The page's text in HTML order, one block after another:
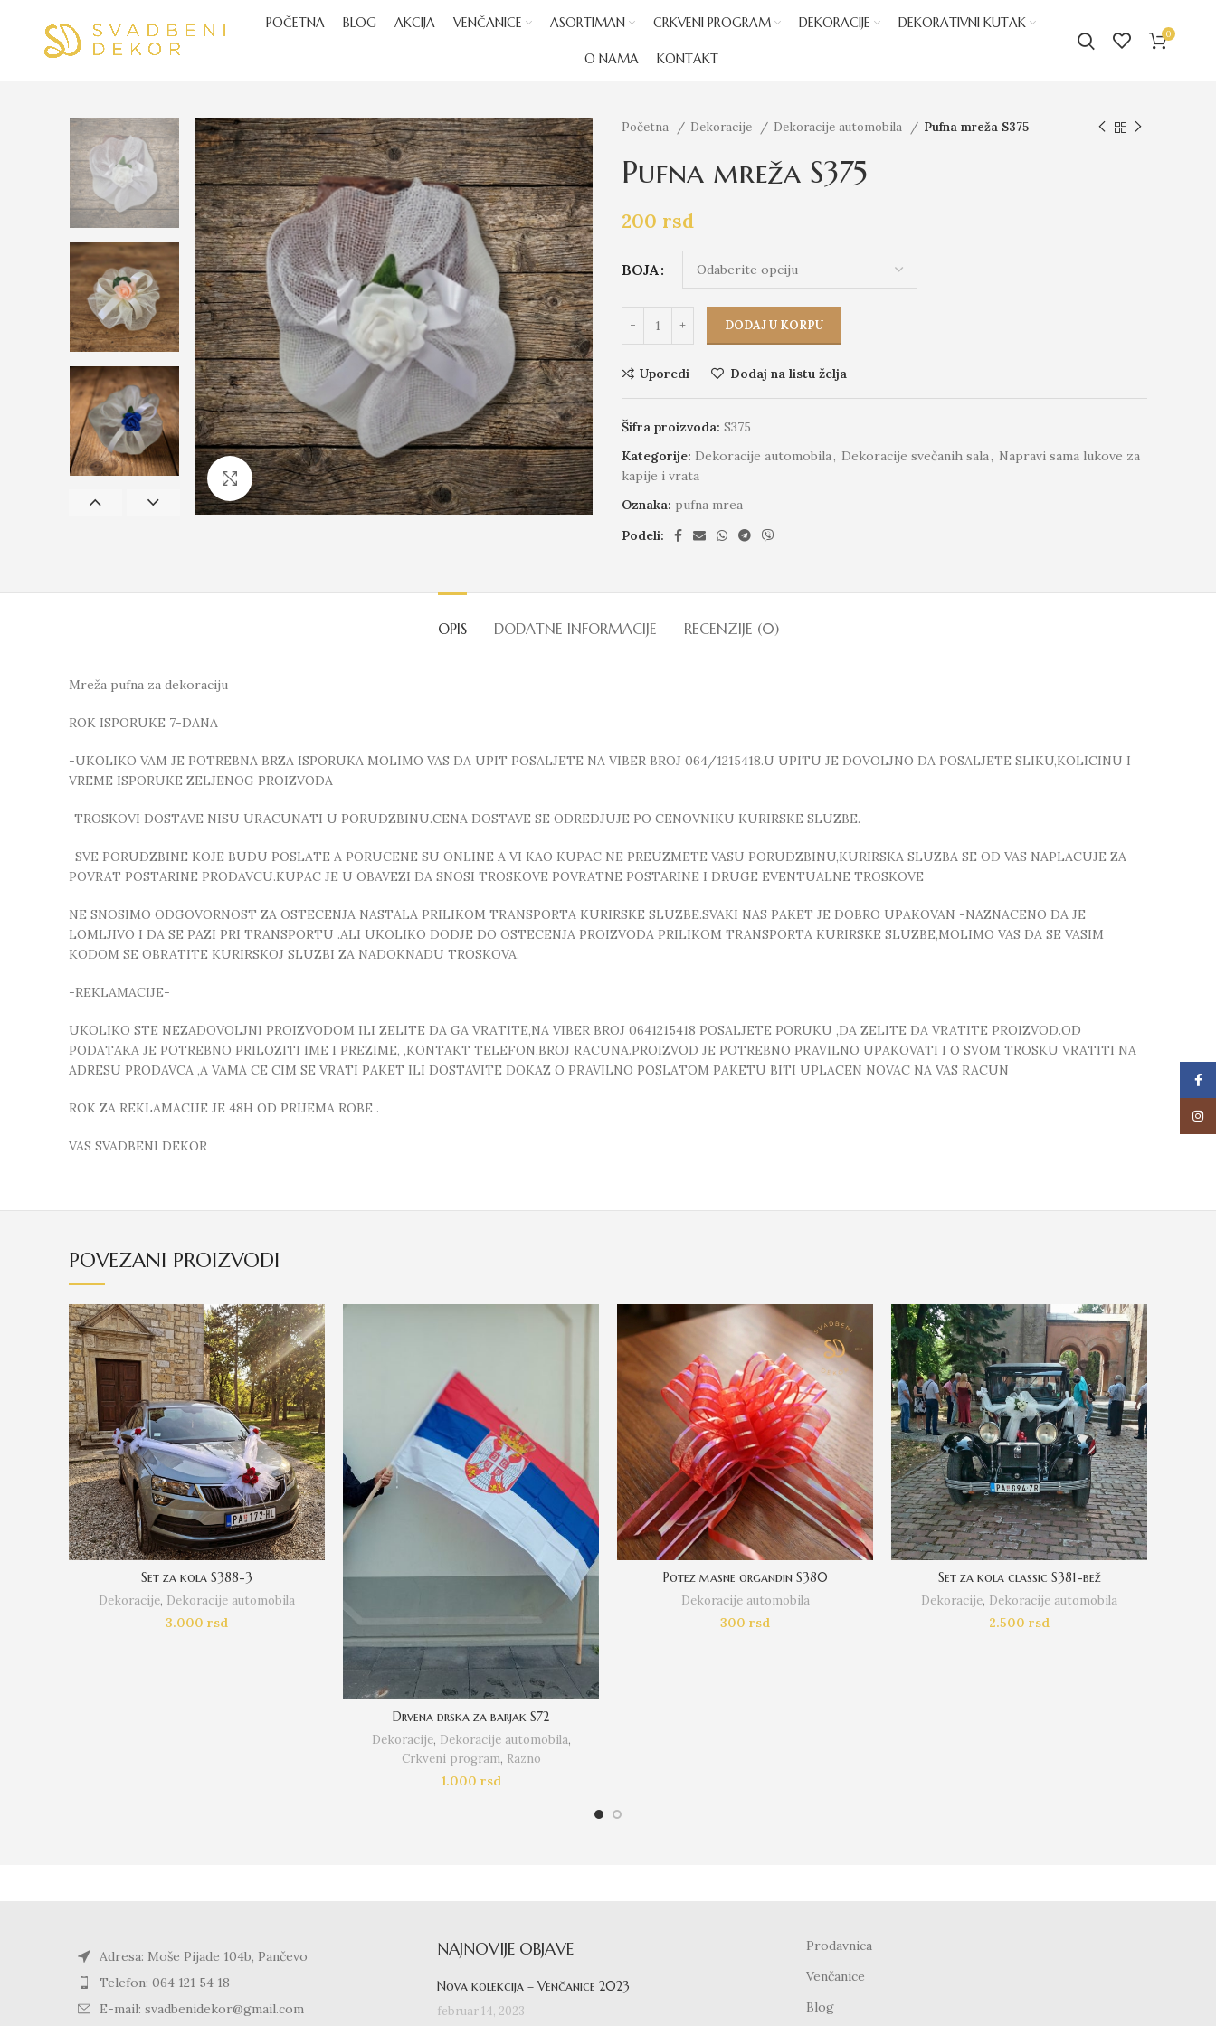
POČETNA BLOG AKCIJA VENČANICE ASORTIMAN CRKVENI PROGRAM DEKORACIJE DEKORATIVNI KUTAK
O NAMA KONTAKT
0
Click to enlarge
Početna Dekoracije Dekoracije automobila Pufna mreža S375
Pufna mreža S375
200 rsd
BOJA
DODAJ U KORPU
Uporedi Dodaj na listu želja
Šifra proizvoda: S375
Kategorije: Dekoracije automobila, Dekoracije svečanih sala, Napravi sama lukove za
kapije i vrata
Oznaka: pufna mrea
Podeli:
OPIS DODATNE INFORMACIJE RECENZIJE (0)
Mreža pufna za dekoraciju
ROK ISPORUKE 7-DANA
-UKOLIKO VAM JE POTREBNA BRZA ISPORUKA MOLIMO VAS DA UPIT POSALJETE NA VIBER BROJ 064/1215418.U UPITU JE DOVOLJNO DA POSALJETE SLIKU,KOLICINU I
VREME ISPORUKE ZELJENOG PROIZVODA
-TROSKOVI DOSTAVE NISU URACUNATI U PORUDZBINU.CENA DOSTAVE SE ODREDJUJE PO CENOVNIKU KURIRSKE SLUZBE.
-SVE PORUDZBINE KOJE BUDU POSLATE A PORUCENE SU ONLINE A VI KAO KUPAC NE PREUZMETE VASU PORUDZBINU,KURIRSKA SLUZBA SE OD VAS NAPLACUJE ZA
POVRAT POSTARINE PRODAVCU.KUPAC JE U OBAVEZI DA SNOSI TROSKOVE POVRATNE POSTARINE I DRUGE EVENTUALNE TROSKOVE
NE SNOSIMO ODGOVORNOST ZA OSTECENJA NASTALA PRILIKOM TRANSPORTA KURIRSKE SLUZBE.SVAKI NAS PAKET JE DOBRO UPAKOVAN -NAZNACENO DA JE
LOMLJIVO I DA SE PAZI PRI TRANSPORTU .ALI UKOLIKO DODJE DO OSTECENJA PROIZVODA PRILIKOM TRANSPORTA KURIRSKE SLUZBE,MOLIMO VAS DA SE VASIM
KODOM SE OBRATITE KURIRSKOJ SLUZBI ZA NADOKNADU TROSKOVA.
-REKLAMACIJE-
UKOLIKO STE NEZADOVOLJNI PROIZVODOM ILI ZELITE DA GA VRATITE,NA VIBER BROJ 0641215418 POSALJETE PORUKU ,DA ZELITE DA VRATITE PROIZVOD.OD
PODATAKA JE POTREBNO PRILOZITI IME I PREZIME, ,KONTAKT TELEFON,BROJ RACUNA.PROIZVOD JE POTREBNO PRAVILNO UPAKOVATI I O SVOM TROSKU VRATITI NA
ADRESU PRODAVCA ,A VAMA CE CIM SE VRATI PAKET ILI DOSTAVITE DOKAZ O PRAVILNO POSLATOM PAKETU BITI UPLACEN NOVAC NA VAS RACUN
ROK ZA REKLAMACIJE JE 48H OD PRIJEMA ROBE .
VAS SVADBENI DEKOR
POVEZANI PROIZVODI
Set za kola S388-3
Dekoracije, Dekoracije automobila
3.000 rsd
Drvena drska za barjak S72
Dekoracije, Dekoracije automobila,
Crkveni program, Razno
1.000 rsd
Potez masne organdin S380
Dekoracije automobila
300 rsd
Set za kola classic S381-bež
Dekoracije, Dekoracije automobila
2.500 rsd
Adresa: Moše Pijade 104b, Pančevo
Telefon: 064 121 54 18
E-mail: svadbenidekor@gmail.com
NAJNOVIJE OBJAVE
Nova kolekcija – Venčanice 2023
februar 14, 2023
Prodavnica
Venčanice
Blog